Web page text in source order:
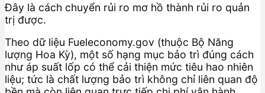
Đây là cách chuyển rủi ro mơ hồ thành rủi ro quản
trị được.
Theo dữ liệu Fueleconomy.gov (thuộc Bộ Năng
lượng Hoa Kỳ), một số hạng mục bảo trì đúng cách
như áp suất lốp có thể cải thiện mức tiêu hao nhiên
liệu; tức là chất lượng bảo trì không chỉ liên quan độ